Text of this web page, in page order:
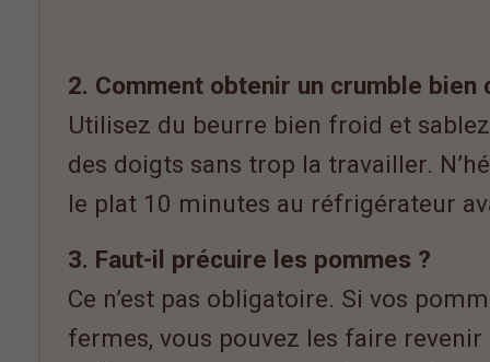
2. Comment obtenir un crumble bien
Utilisez du beurre bien froid et
des doigts sans trop la travailler.
le plat 10 minutes au réfrigérateur
3. Faut-il précuire les pommes ?
Ce n’est pas obligatoire. Si vos
fermes, vous pouvez les faire